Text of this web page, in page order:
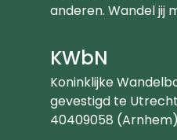
anderen. Wandel jij
KWbN
Koninklijke
gevestigd te
40409058 (Arnhem)